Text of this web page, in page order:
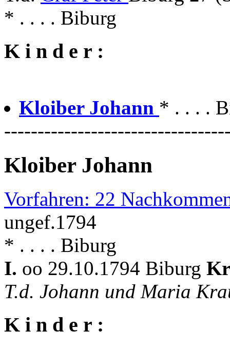
* . . . . Biburg
K i n d e r :
Kloiber Johann * . . . .
Kloiber Johann
Vorfahren: 22
ungef.1794
* . . . . Biburg
I. oo 29.10.1794 Biburg
T.d. Johann und Maria
K i n d e r :